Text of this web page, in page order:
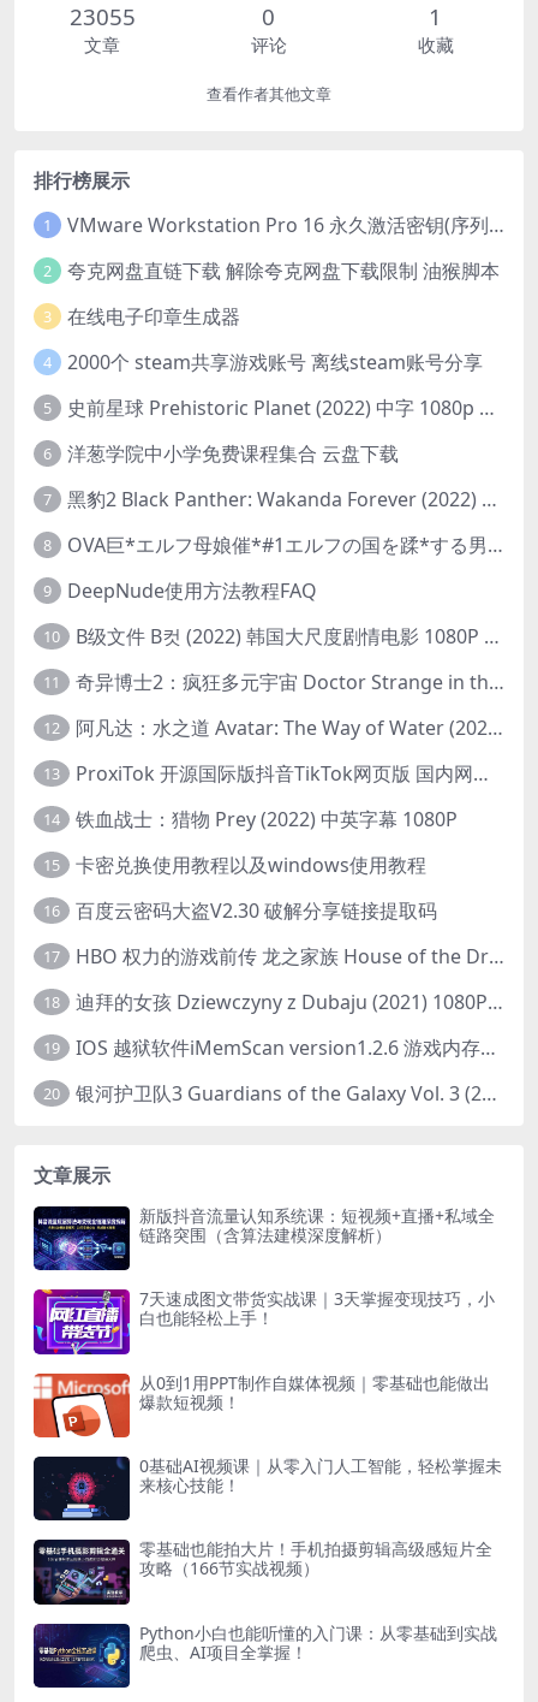
23055
文章
0
评论
1
收藏
查看作者其他文章
排行榜展示
1 VMware Workstation Pro 16 永久激活密钥(序列号)
2 夸克网盘直链下载 解除夸克网盘下载限制 油猴脚本
3 在线电子印章生成器
4 2000个 steam共享游戏账号 离线steam账号分享
5 史前星球 Prehistoric Planet (2022) 中字 1080p 高清 阿里云盘 2022.5.27已更新全集
6 洋葱学院中小学免费课程集合 云盘下载
7 黑豹2 Black Panther: Wakanda Forever (2022) 高清版
8 OVA巨*エルフ母娘催*#1エルフの国を蹂*する男。汚された女王と姫
9 DeepNude使用方法教程FAQ
10 B级文件 B컷 (2022) 韩国大尺度剧情电影 1080P 中字
11 奇异博士2：疯狂多元宇宙 Doctor Strange in the Multiverse of Madness (2022) 高清版1080p
12 阿凡达：水之道 Avatar: The Way of Water (2022) 1080p 2k 4k 中文字幕
13 ProxiTok 开源国际版抖音TikTok网页版 国内网络直连
14 铁血战士：猎物 Prey (2022) 中英字幕 1080P
15 卡密兑换使用教程以及windows使用教程
16 百度云密码大盗V2.30 破解分享链接提取码
17 HBO 权力的游戏前传 龙之家族 House of the Dragon (2022) 中字 1080P 更新4集
18 迪拜的女孩 Dziewczyny z Dubaju (2021) 1080P 中字
19 IOS 越狱软件iMemScan version1.2.6 游戏内存修改器
20 银河护卫队3 Guardians of the Galaxy Vol. 3 (2023)4K高清资源1080p只分享精品
文章展示
新版抖音流量认知系统课：短视频+直播+私域全
链路突围（含算法建模深度解析）
7天速成图文带货实战课｜3天掌握变现技巧，小
白也能轻松上手！
从0到1用PPT制作自媒体视频｜零基础也能做出
爆款短视频！
0基础AI视频课｜从零入门人工智能，轻松掌握未
来核心技能！
零基础也能拍大片！手机拍摄剪辑高级感短片全
攻略（166节实战视频）
Python小白也能听懂的入门课：从零基础到实战
爬虫、AI项目全掌握！